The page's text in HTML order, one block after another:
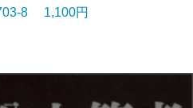
8 1,100円